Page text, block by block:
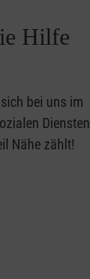
Hilfe
bei uns im
Diensten
Nähe zählt!